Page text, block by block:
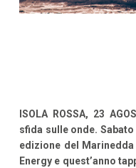
ISOLA ROSSA, 23
sfida sulle onde.
edizione del
Energy e quest’anno